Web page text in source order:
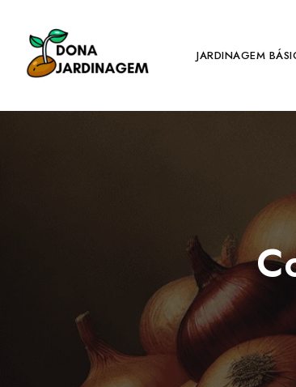
conteúdo
JARDINAGEM